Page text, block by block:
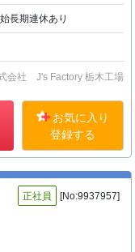
長期連休あり
会社 J's Factory 栃木工場
お気に入り
登録する
正社員 [No:9937957]